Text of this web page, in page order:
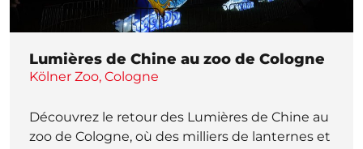
Lumières de Chine au zoo de Cologne
Kölner Zoo, Cologne
Découvrez le retour des Lumières de Chine au
zoo de Cologne, où des milliers de lanternes et